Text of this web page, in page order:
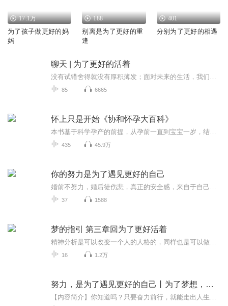
17.1万
为了孩子做更好的妈
妈
188
别离是为了更好的重
逢
401
分别为了更好的相遇
聊天 | 为了更好的活着
85 6665
怀上只是开始《协和怀孕大百科》
435 45.9万
你的努力是为了遇见更好的自己
37 1588
梦的指引 第三章回为了更好活着
16 1.2万
努力，是为了遇见更好的自己丨为了梦想，拼尽全力又何妨